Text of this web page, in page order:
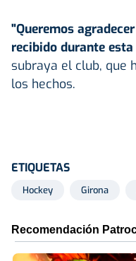
"Queremos
recibido durante
subraya el club, que
los hechos.
ETIQUETAS
Hockey Girona